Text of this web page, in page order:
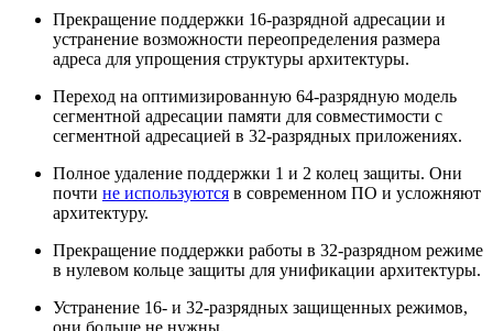
Прекращение поддержки 16-разрядной адресации и
устранение возможности переопределения размера
адреса для упрощения структуры архитектуры.
Переход на оптимизированную 64-разрядную модель
сегментной адресации памяти для совместимости с
сегментной адресацией в 32-разрядных приложениях.
Полное удаление поддержки 1 и 2 колец защиты. Они
почти не используются в современном ПО и усложняют
архитектуру.
Прекращение поддержки работы в 32-разрядном режиме
в нулевом кольце защиты для унификации архитектуры.
Устранение 16- и 32-разрядных защищенных режимов,
они больше не нужны.